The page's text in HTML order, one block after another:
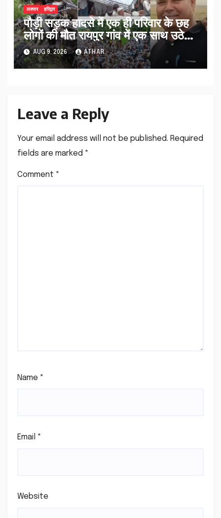
लक्सर हरिद्वार
पौड़ी सड़क हादसे में एक ही परिवार के छह
लोगों की मौत रायपुर गांव में एक साथ उठे
जनाजे…
AUG 9, 2026 ATHAR
Leave a Reply
Your email address will not be published. Required
fields are marked *
Comment *
Name *
Email *
Website